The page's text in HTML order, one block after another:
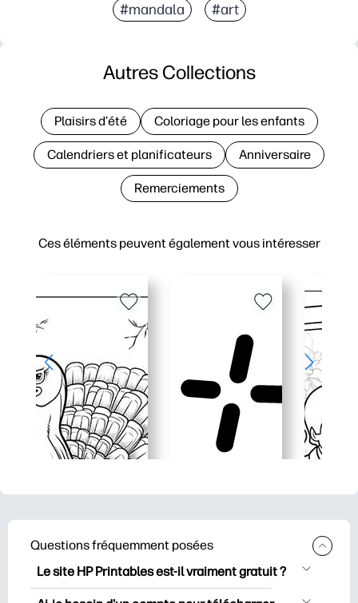
#mandala #art
Ces éléments peuvent également vous intéresser
Autres Collections
Plaisirs d'été Coloriage pour les enfants
Calendriers et planificateurs Anniversaire
Remerciements
Questions fréquemment posées
Le site HP Printables est-il vraiment gratuit ?
HP Printables propose plus de 2500